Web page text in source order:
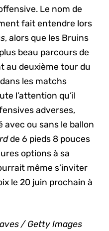
Le nom de
fait entendre lors
, alors que les Bruins
beau parcours de
au deuxième tour du
les matchs
l’attention qu’il
adverses,
ou sans le ballon
de 6 pieds 8 pouces
options à sa
même s’inviter
le 20 juin prochain à
/ Getty Images